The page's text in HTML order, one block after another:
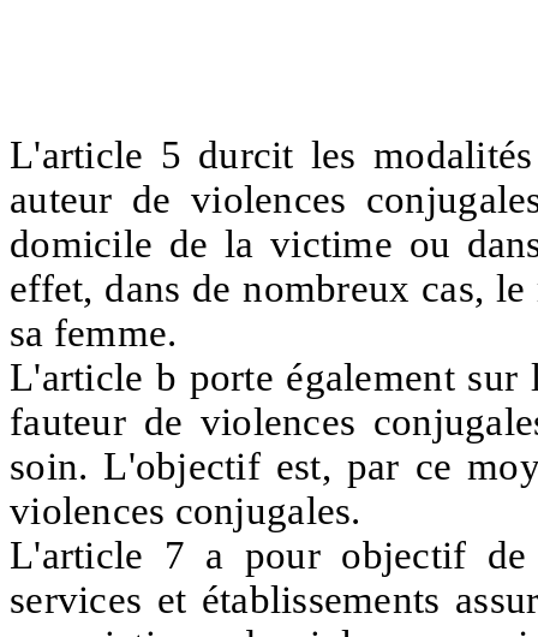
L'article 5 durcit les
auteur de violences
domicile de la victime ou
effet, dans de nombreux cas,
sa femme.
L'article b porte également
fauteur de violences
soin. L'objectif est, par ce
violences conjugales.
L'article 7 a pour objectif de
services et établissements